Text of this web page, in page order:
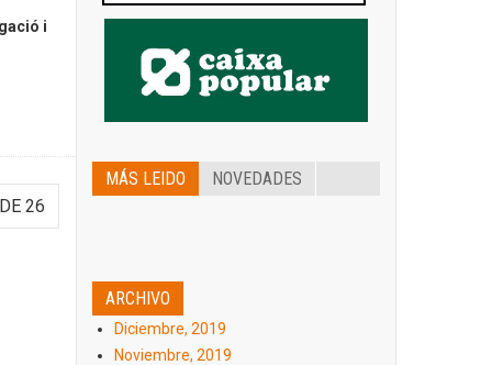
i
26
MÁS LEIDO NOVEDADES
ARCHIVO
Diciembre, 2019
Noviembre, 2019